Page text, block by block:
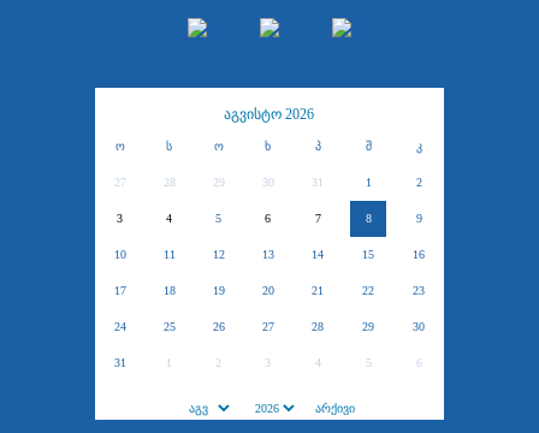
აგვისტო 2026
ო ს ო ხ პ შ კ
27 28 29 30 31 1 2
3 4 5 6 7 8 9
10 11 12 13 14 15 16
17 18 19 20 21 22 23
24 25 26 27 28 29 30
31 1 2 3 4 5 6